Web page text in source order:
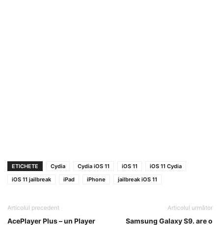
ETICHETE Cydia Cydia iOS 11 iOS 11
iOS 11 Cydia
iOS 11 jailbreak
iPad iPhone jailbreak iOS 11
Articolul precedent
AcePlayer Plus – un Player
Articolul următor
Samsung Galaxy S9. are o